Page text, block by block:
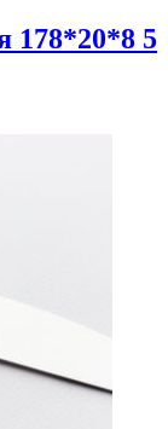
178*20*8 5